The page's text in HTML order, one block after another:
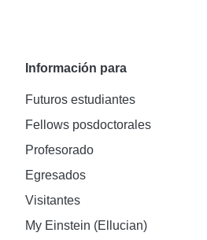
Información para
Futuros estudiantes
Fellows posdoctorales
Profesorado
Egresados
Visitantes
My Einstein (Ellucian)